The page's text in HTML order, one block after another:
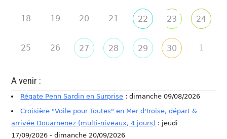
18 19 20 21 22 23 24
25 26 27 28 29 30 1
A venir :
Régate Penn Sardin en Surprise : dimanche 09/08/2026
Croisière "Voile pour Toutes" en Mer d'Iroise, départ &
arrivée Douarnenez (multi-niveaux, 4 jours) : jeudi
17/09/2026 - dimanche 20/09/2026